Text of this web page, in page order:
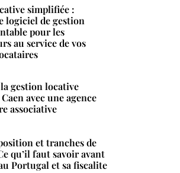
simplifiée :
logiciel de gestion
pour les
au service de vos
gestion locative
avec une agence
associative
et tranches de
qu’il faut savoir avant
Portugal et sa fiscalite